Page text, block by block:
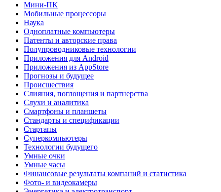
Мини-ПК
Мобильные процессоры
Наука
Одноплатные компьютеры
Патенты и авторские права
Полупроводниковые технологии
Приложения для Android
Приложения из AppStore
Прогнозы и будущее
Происшествия
Слияния, поглощения и партнерства
Слухи и аналитика
Смартфоны и планшеты
Стандарты и спецификации
Стартапы
Суперкомпьютеры
Технологии будущего
Умные очки
Умные часы
Финансовые результаты компаний и статистика
Фото- и видеокамеры